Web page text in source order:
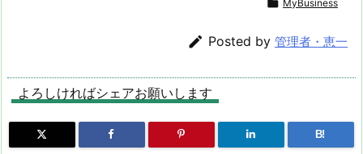
催事「全日本ぎょ
うざ祭り」の第5
場!! 「B.L.T.202
1年8月号」6月2
トサプリ！■衰え
は？
リーム！強力保湿
を万全フォロー♪
 MyBusiness
 Posted by 管理者・恵一
よろしければシェアお願いします
B!